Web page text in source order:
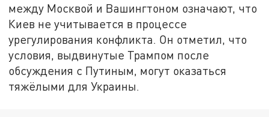
между Москвой и Вашингтоном означают, что
Киев не учитывается в процессе
урегулирования конфликта. Он отметил, что
условия, выдвинутые Трампом после
обсуждения с Путиным, могут оказаться
тяжёлыми для Украины.